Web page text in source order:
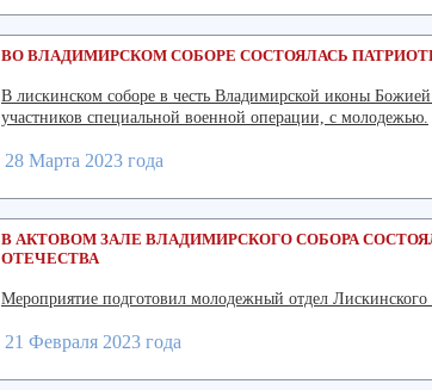
ВО ВЛАДИМИРСКОМ СОБОРЕ СОСТОЯЛАСЬ
В лискинском соборе в честь Владимирской иконы Божией
участников специальной военной операции, с молодежью.
28 Марта 2023 года
В АКТОВОМ ЗАЛЕ ВЛАДИМИРСКОГО СОБОРА
ОТЕЧЕСТВА
Мероприятие подготовил молодежный отдел Лискинского
21 Февраля 2023 года